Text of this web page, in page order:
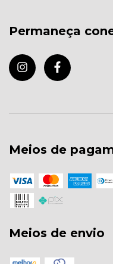
Permaneça
Meios de
Meios de envio